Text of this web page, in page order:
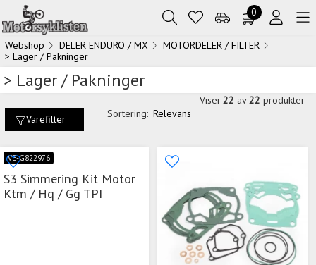
0
Webshop DELER ENDURO / MX
MOTORDELER / FILTER
> Lager / Pakninger
> Lager / Pakninger
Varefilter Sortering: Relevans
Viser 22 av 22 produkter
VE-G822976
S3 Simmering Kit Motor
Ktm / Hq / Gg TPI